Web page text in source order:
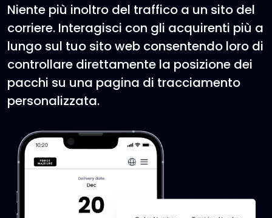
Niente più inoltro del traffico a un sito del
corriere. Interagisci con gli acquirenti più a
lungo sul tuo sito web consentendo loro di
controllare direttamente la posizione dei
pacchi su una pagina di tracciamento
personalizzata.